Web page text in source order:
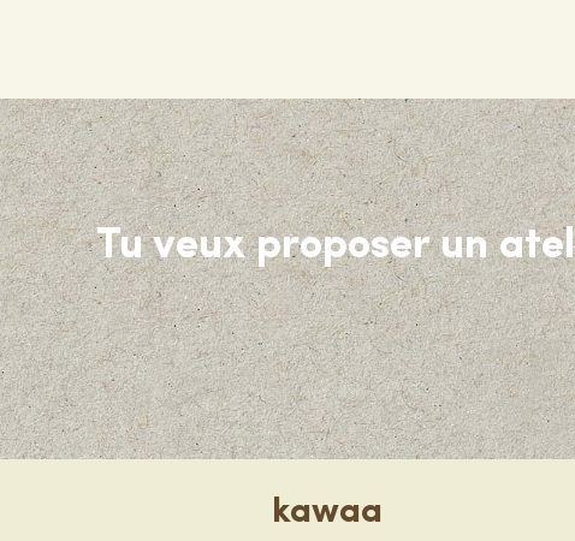
Tu veux proposer un
kawaa